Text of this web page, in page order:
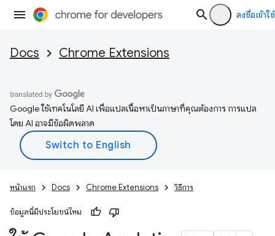
ลงชื่อเข้าใช้
Docs Chrome Extensions
Google ใช้เทคโนโลยี AI เพื่อแปลเนื้อหาเป็นภาษาที่คุณต้องการ การแปล
โดย AI อาจมีข้อผิดพลาด
หน้าแรก Docs Chrome Extensions วิธีการ
ข้อมูลนี้มีประโยชน์ไหม